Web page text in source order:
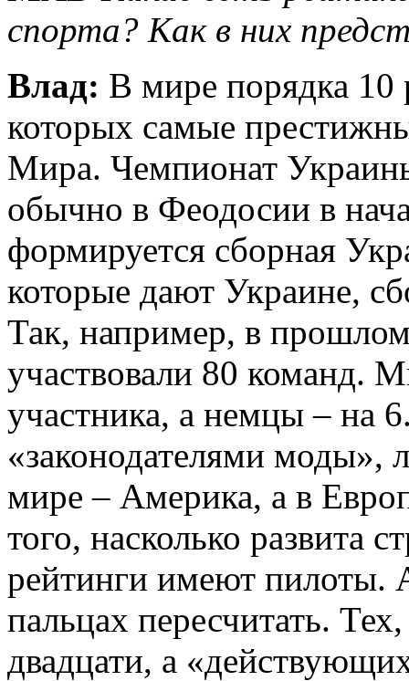
спорта? Как в них
Влад: В мире порядка 10
которых самые
Мира. Чемпионат
обычно в Феодосии в
формируется сборная
которые дают Украине,
Так, например, в
участвовали 80 команд.
участника, а немцы – на
«законодателями моды»,
мире – Америка, а в
того, насколько развита
рейтинги имеют пилоты.
пальцах пересчитать.
двадцати, а